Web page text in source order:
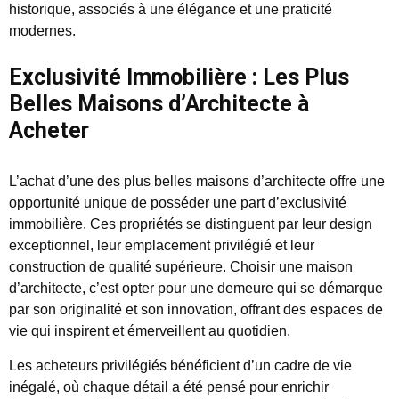
historique, associés à une élégance et une praticité
modernes.
Exclusivité Immobilière : Les Plus
Belles Maisons d’Architecte à
Acheter
L’achat d’une des plus belles maisons d’architecte offre une
opportunité unique de posséder une part d’exclusivité
immobilière. Ces propriétés se distinguent par leur design
exceptionnel, leur emplacement privilégié et leur
construction de qualité supérieure. Choisir une maison
d’architecte, c’est opter pour une demeure qui se démarque
par son originalité et son innovation, offrant des espaces de
vie qui inspirent et émerveillent au quotidien.
Les acheteurs privilégiés bénéficient d’un cadre de vie
inégalé, où chaque détail a été pensé pour enrichir